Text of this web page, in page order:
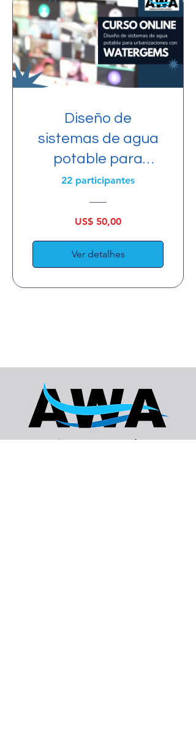
Diseño de
sistemas de agua
potable para
urbanizaciones
con
WaterCAD/GEMS
22 participantes
US$ 50,00
Ver detalhes
American Water Academy